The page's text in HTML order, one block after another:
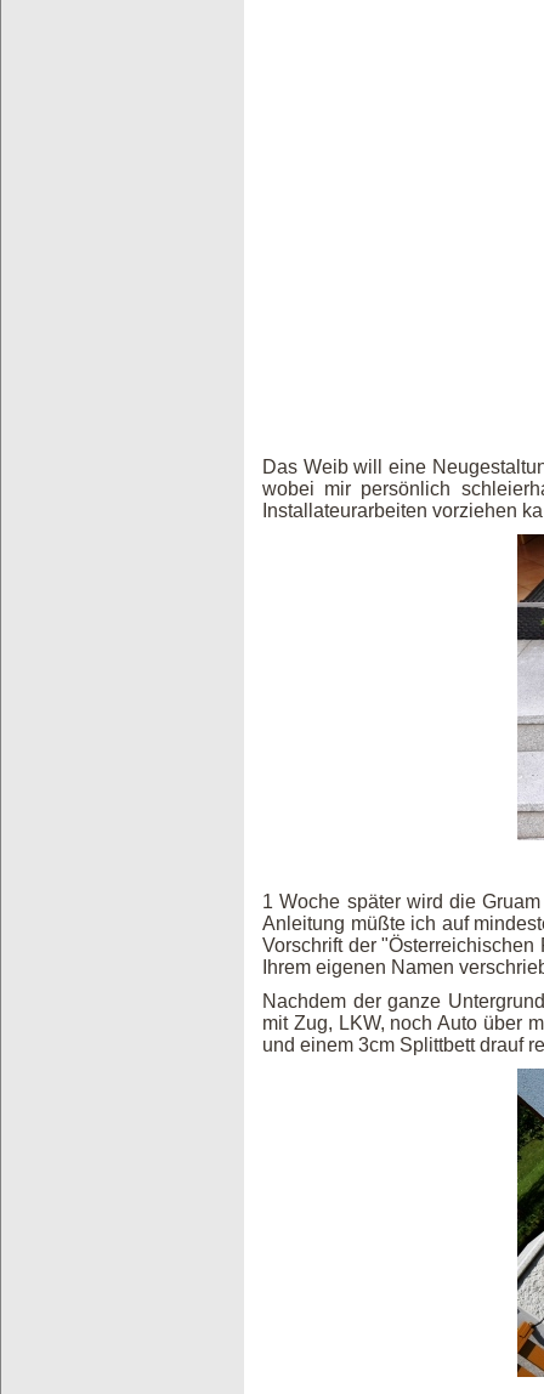
Das Weib will eine
wobei mir persönlich
Installateurarbeiten vorziehen
1 Woche später wird die
Anleitung müßte ich auf
Vorschrift der
Ihrem eigenen Namen
Nachdem der ganze
mit Zug, LKW, noch Auto über
und einem 3cm Splittbett drauf